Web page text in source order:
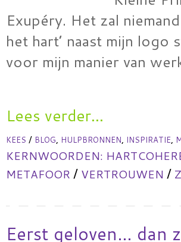
Exupéry. Het zal
het hart’ naast mijn
voor mijn manier van
Lees verder...
KEES / BLOG, HULPBRONNEN, INSPIRATIE,
KERNWOORDEN:
METAFOOR / VERTROUWEN /
Eerst geloven… dan